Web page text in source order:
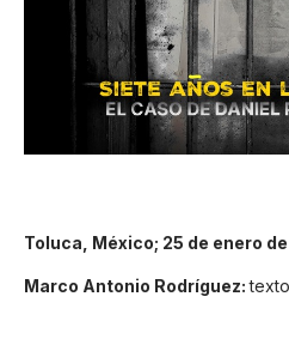
Toluca, México; 25 de enero
Marco Antonio Rodríguez: